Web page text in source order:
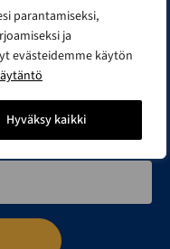
parantamiseksi,
ja
evästeidemme käytön
Hyväksy kaikki